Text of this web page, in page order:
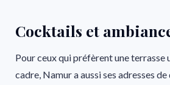
Cocktails et
Pour ceux qui préfèrent une terrasse
cadre, Namur a aussi ses adresses